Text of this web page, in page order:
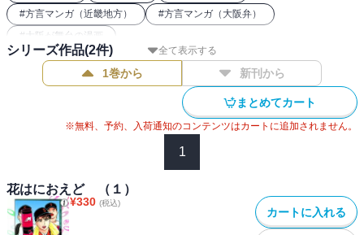
#方言マンガ（近畿地方） #方言マンガ（大阪弁）
# 大阪が舞台の漫画
全て表示する
シリーズ作品(2件)
1巻から 新刊から
まとめてカート
※無料、予約、入荷通知のコンテンツはカートに追加されません。
1
花はにおえど （１）
¥330 (税込)
カートに入れる